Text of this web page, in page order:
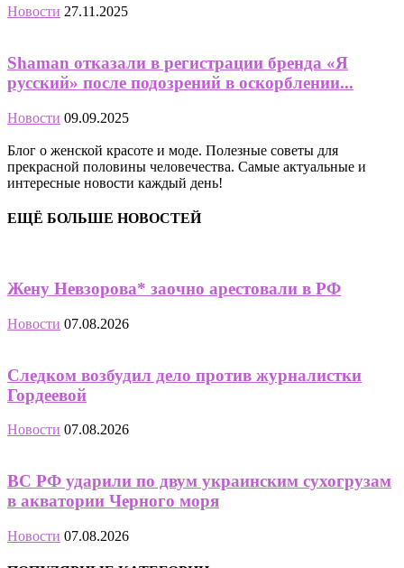
Новости 27.11.2025
Shaman отказали в регистрации бренда «Я
русский» после подозрений в оскорблении...
Новости 09.09.2025
Блог о женской красоте и моде. Полезные советы для
прекрасной половины человечества. Самые актуальные и
интересные новости каждый день!
ЕЩЁ БОЛЬШЕ НОВОСТЕЙ
Жену Невзорова* заочно арестовали в РФ
Новости 07.08.2026
Следком возбудил дело против журналистки
Гордеевой
Новости 07.08.2026
ВС РФ ударили по двум украинским сухогрузам
в акватории Черного моря
Новости 07.08.2026